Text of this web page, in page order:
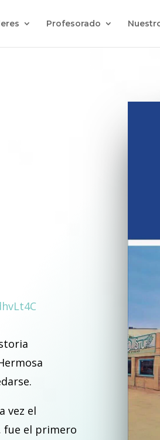
Profesorado
vez el
fue el primero